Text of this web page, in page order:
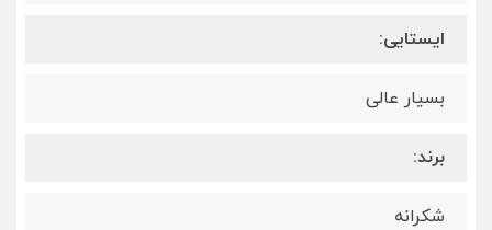
ایستایی:
بسیار عالی
برند:
شکرانه